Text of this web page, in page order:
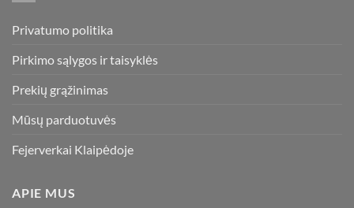
Privatumo politika
Pirkimo sąlygos ir taisyklės
Prekių grąžinimas
Mūsų parduotuvės
Fejerverkai Klaipėdoje
APIE MUS